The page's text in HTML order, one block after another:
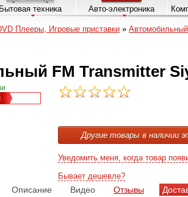
Бытовая техника Авто-электроника
Плееры, Игровые приставки »
FM Transmitter
Другие товары в наличии
Уведомить меня, когда товар
Бывает дешевле?
Описание Видео Отзывы